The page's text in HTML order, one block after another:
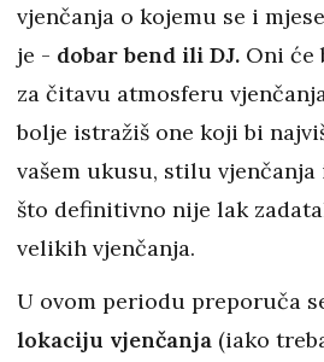
vjenčanja o kojemu se i
je - dobar bend ili DJ. Oni će
za čitavu atmosferu
bolje istražiš one koji bi
vašem ukusu, stilu
što definitivno nije lak
velikih vjenčanja.
U ovom periodu preporuča
lokaciju vjenčanja (iako